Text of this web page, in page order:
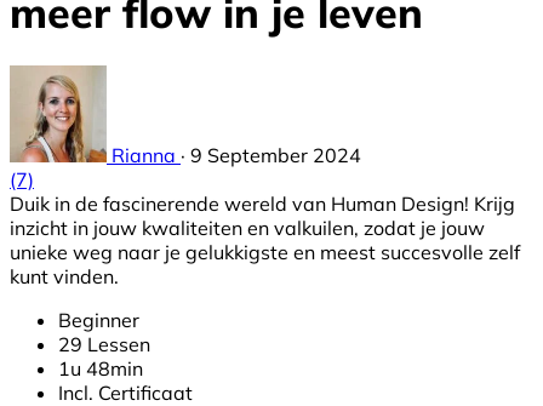
meer flow in je leven
Rianna · 9 September 2024
(7)
Duik in de fascinerende wereld van Human Design! Krijg
inzicht in jouw kwaliteiten en valkuilen, zodat je jouw
unieke weg naar je gelukkigste en meest succesvolle zelf
kunt vinden.
Beginner
29 Lessen
1u 48min
Incl. Certificaat